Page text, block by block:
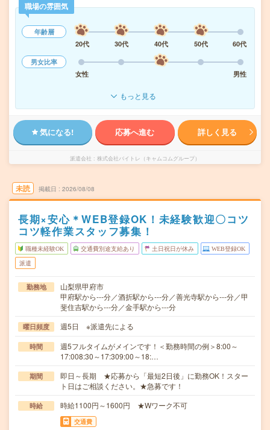
職場の雰囲気
年齢層
20代
30代 40代 50代
60代
男女比率
女性
男性
もっと見る
気になる! 応募へ進む 詳しく見る
派遣会社 株式会社バイトレ（キャムコムグループ）
未読 掲載日 2026/08/08
長期×安心＊WEB登録OK！未経験歓迎〇コツ
コツ軽作業スタッフ募集！
職種未経験OK 交通費別途支給あり 土日祝日が休み WEB登録OK
派遣
勤務地
山梨県甲府市
甲府駅から---分／酒折駅から---分／善光寺駅から---分／甲
斐住吉駅から---分／金手駅から---分
曜日頻度 週5日 ※派遣先による
時間
週5フルタイムがメインです！＜勤務時間の例＞8:00～
17:008:30～17:309:00～18:…
期間
即日～長期 ★応募から「最短2日後」に勤務OK！スター
ト日はご相談ください。★急募です！
時給 時給1100円～1600円 ★Wワーク不可
交通費